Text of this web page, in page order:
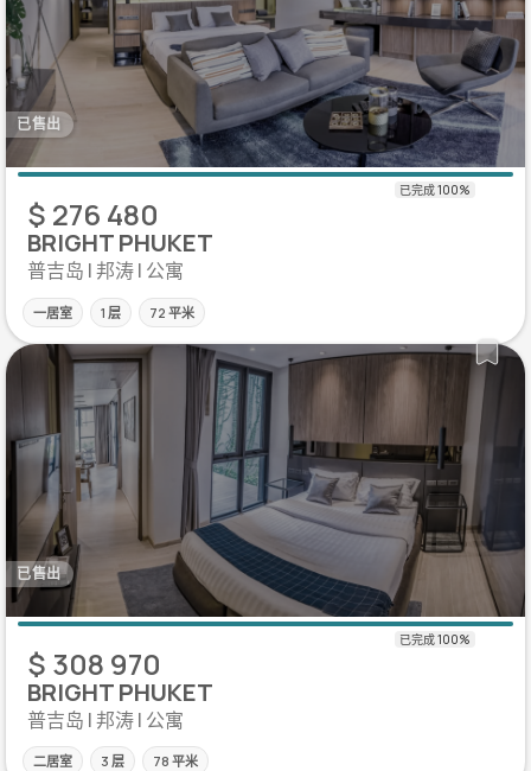
已售出
$ 276 480
BRIGHT PHUKET
普吉岛 | 邦涛 | 公寓
一居室 1 层 72 平米
已售出
$ 308 970
BRIGHT PHUKET
普吉岛 | 邦涛 | 公寓
二居室 3 层 78 平米